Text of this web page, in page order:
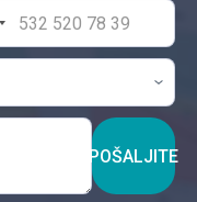
POŠALJITE